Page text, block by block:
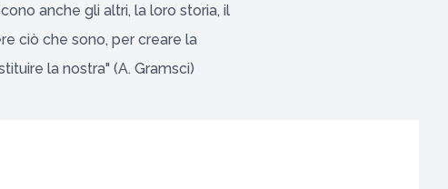
anche gli altri, la loro storia, il
ciò che sono, per creare la
la nostra" (A. Gramsci)